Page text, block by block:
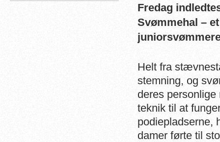
Fredag
Svømmehal –
Helt fra
stemning, og
deres
teknik til at
podiepladserne,
damer førte til